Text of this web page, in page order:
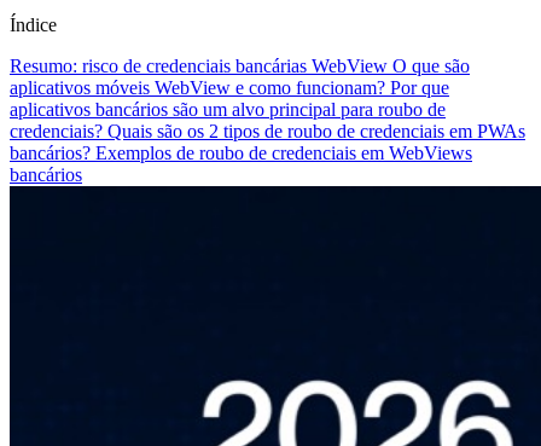
Índice
Resumo: risco de credenciais bancárias WebView O que são
aplicativos móveis WebView e como funcionam? Por que
aplicativos bancários são um alvo principal para roubo de
credenciais? Quais são os 2 tipos de roubo de credenciais em PWAs
bancários? Exemplos de roubo de credenciais em WebViews
bancários